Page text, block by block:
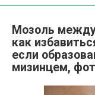
Мозоль
как
если
мизинцем,